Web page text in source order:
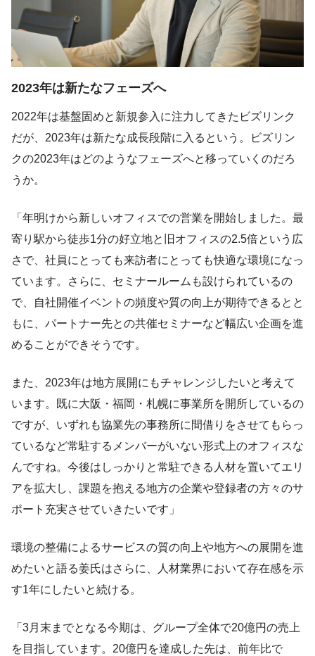
2023年は新たなフェーズへ
2022年は基盤固めと新規参入に注力してきたビズリンク
だが、2023年は新たな成長段階に入るという。ビズリン
クの2023年はどのようなフェーズへと移っていくのだろ
うか。
「年明けから新しいオフィスでの営業を開始しました。最
寄り駅から徒歩1分の好立地と旧オフィスの2.5倍という広
さで、社員にとっても来訪者にとっても快適な環境になっ
ています。さらに、セミナールームも設けられているの
で、自社開催イベントの頻度や質の向上が期待できるとと
もに、パートナー先との共催セミナーなど幅広い企画を進
めることができそうです。
また、2023年は地方展開にもチャレンジしたいと考えて
います。既に大阪・福岡・札幌に事業所を開所しているの
ですが、いずれも協業先の事務所に間借りをさせてもらっ
ているなど常駐するメンバーがいない形式上のオフィスな
んですね。今後はしっかりと常駐できる人材を置いてエリ
アを拡大し、課題を抱える地方の企業や登録者の方々のサ
ポート充実させていきたいです」
環境の整備によるサービスの質の向上や地方への展開を進
めたいと語る姜氏はさらに、人材業界において存在感を示
す1年にしたいと続ける。
「3月末までとなる今期は、グループ全体で20億円の売上
を目指しています。20億円を達成した先は、前年比で